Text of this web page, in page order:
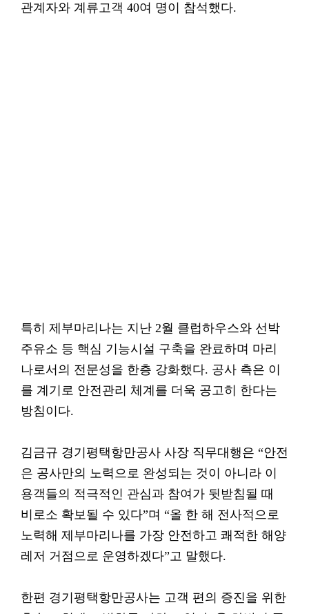
관계자와 계류고객 40여 명이 참석했다.
특히 제부마리나는 지난 2월 클럽하우스와 선박
주유소 등 핵심 기능시설 구축을 완료하며 마리
나로서의 전문성을 한층 강화했다. 공사 측은 이
를 계기로 안전관리 체계를 더욱 공고히 한다는
방침이다.
김금규 경기평택항만공사 사장 직무대행은 “안전
은 공사만의 노력으로 완성되는 것이 아니라 이
용객들의 적극적인 관심과 참여가 뒷받침될 때
비로소 확보될 수 있다”며 “올 한 해 전사적으로
노력해 제부마리나를 가장 안전하고 쾌적한 해양
레저 거점으로 운영하겠다”고 말했다.
한편 경기평택항만공사는 고객 편의 증진을 위한